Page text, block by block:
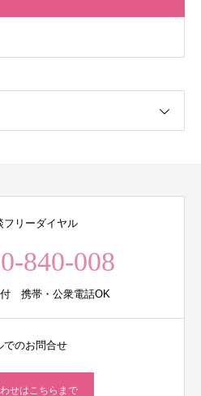
フリーダイヤル
840-008
付 携帯・公衆電話OK
でのお問合せ
せはこちらまで